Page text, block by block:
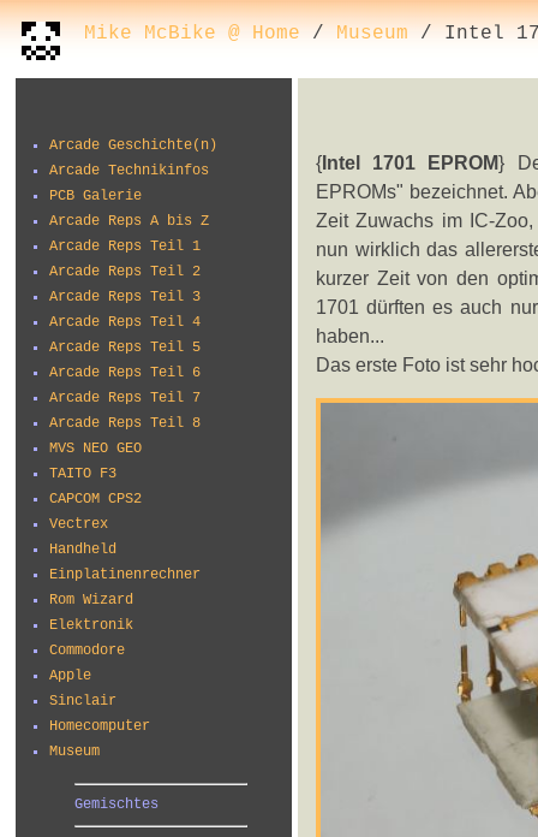
Mike McBike @ Home/Museum/ Intel
Arcade Geschichte(n)
Arcade Technikinfos
PCB Galerie
Arcade Reps A bis Z
Arcade Reps Teil 1
Arcade Reps Teil 2
Arcade Reps Teil 3
Arcade Reps Teil 4
Arcade Reps Teil 5
Arcade Reps Teil 6
Arcade Reps Teil 7
Arcade Reps Teil 8
MVS NEO GEO
TAITO F3
CAPCOM CPS2
Vectrex
Handheld
Einplatinenrechner
Rom Wizard
Elektronik
Commodore
Apple
Sinclair
Homecomputer
Museum
Gemischtes
{Intel 1701 EPROM}
EPROMs" bezeichnet.
Zeit Zuwachs im IC-
nun wirklich das
kurzer Zeit von den
1701 dürften es auch
haben...
Das erste Foto ist sehr